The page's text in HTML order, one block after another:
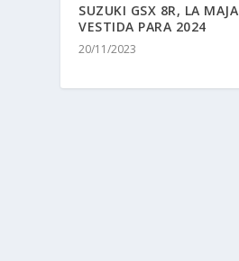
SUZUKI GSX 8R, LA MAJA
VESTIDA PARA 2024
20/11/2023